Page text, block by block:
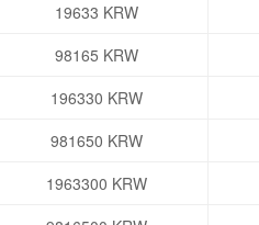
19633 KRW
98165 KRW
196330 KRW
981650 KRW
1963300 KRW